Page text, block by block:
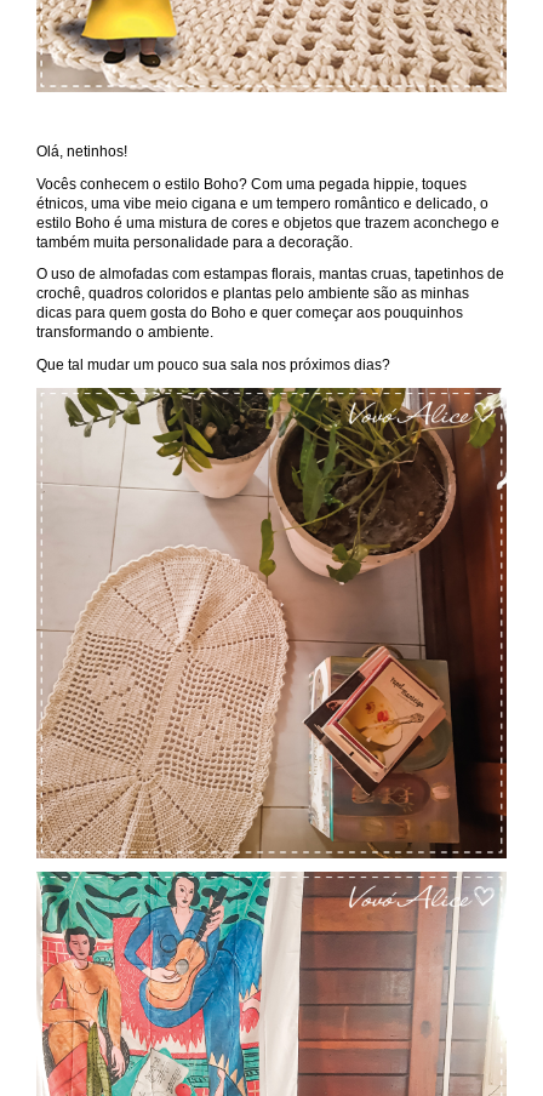
Olá, netinhos!
Vocês conhecem o estilo Boho? Com uma pegada hippie, toques
étnicos, uma vibe meio cigana e um tempero romântico e delicado, o
estilo Boho é uma mistura de cores e objetos que trazem aconchego e
também muita personalidade para a decoração.
O uso de almofadas com estampas florais, mantas cruas, tapetinhos de
crochê, quadros coloridos e plantas pelo ambiente são as minhas
dicas para quem gosta do Boho e quer começar aos pouquinhos
transformando o ambiente.
Que tal mudar um pouco sua sala nos próximos dias?